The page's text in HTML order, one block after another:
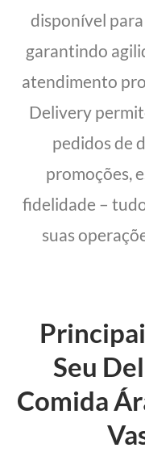
disponível
garantindo
atendimento
Delivery
pedidos de
promoções,
fidelidade –
suas
Seu
Comida